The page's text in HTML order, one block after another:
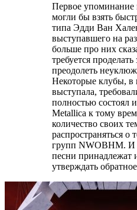
Первое упоминание
могли бы взять
типа Эдди Ван
выступавшего на
больше про них
требуется
преодолеть
Некоторые клубы, в
выступала,
полностью состоял
Metallica к тому
количество своих
распространяться о
групп NWOBHM. И
песни принадлежат
утверждать